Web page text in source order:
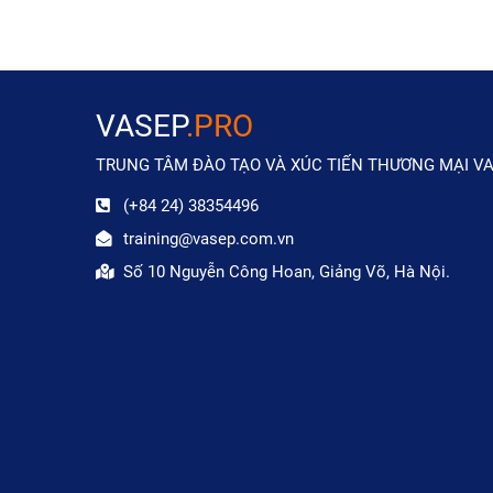
VASEP.PRO
TRUNG TÂM ĐÀO TẠO VÀ XÚC TIẾN THƯƠNG MẠI
(+84 24) 38354496
training@vasep.com.vn
Số 10 Nguyễn Công Hoan, Giảng Võ, Hà Nội.